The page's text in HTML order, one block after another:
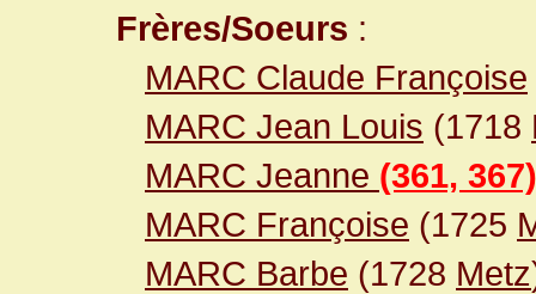
Frères/Soeurs :
MARC Claude Françoise
MARC Jean Louis (1718
MARC Jeanne (361, 367)
MARC Françoise (1725
MARC Barbe (1728 Metz